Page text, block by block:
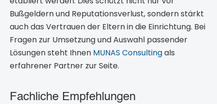
Bußgeldern und Reputationsverlust, sondern stärkt
auch das Vertrauen der Eltern in die Einrichtung. Bei
Fragen zur Umsetzung und Auswahl passender
Lösungen steht Ihnen MUNAS Consultingals
erfahrener Partner zur Seite.
Fachliche Empfehlungen